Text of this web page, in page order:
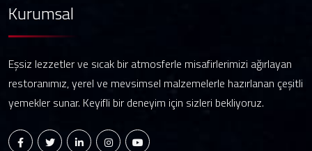
Kurumsal
Eşsiz lezzetler ve sıcak bir atmosferle misafirlerimizi ağırlayan
restoranımız, yerel ve mevsimsel malzemelerle hazırlanan çeşitli
yemekler sunar. Keyifli bir deneyim için sizleri bekliyoruz.